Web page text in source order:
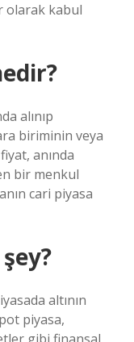
olarak kabul
alınıp
biriminin veya
anında
bir menkul
cari piyasa
altının
piyasa,